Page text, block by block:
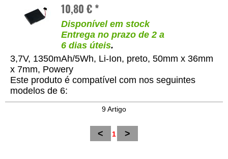
10,80 € *
Disponível em stock
Entrega no prazo de 2 a
6 dias úteis.
3,7V, 1350mAh/5Wh, Li-Ion, preto, 50mm x 36mm
x 7mm, Powery
Este produto é compatível com nos seguintes
modelos de 6:
9 Artigo
< 1 >